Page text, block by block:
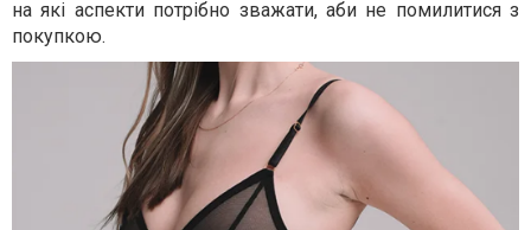
на які аспекти потрібно зважати, аби не помилитися з
покупкою.